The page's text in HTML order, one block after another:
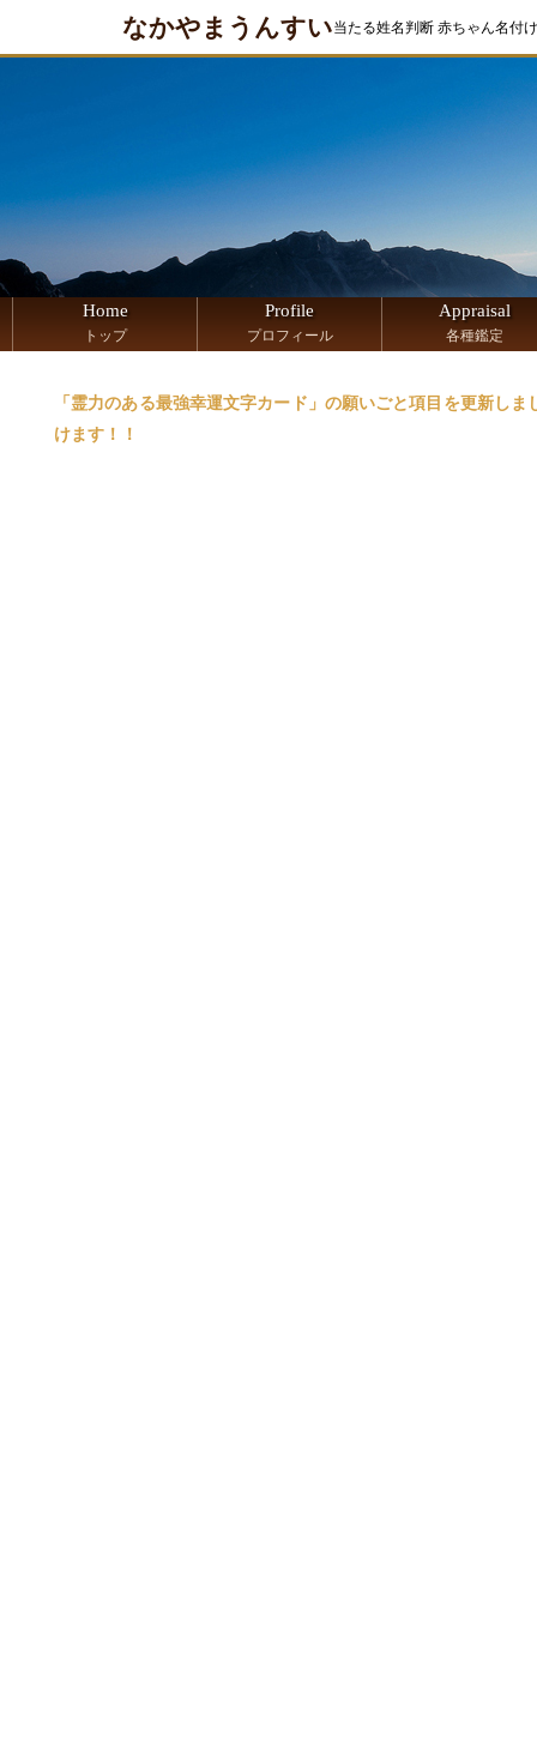
なかやまうんすい当たる姓名判断 赤ちゃん名付
Home
トップ
Profile
プロフィール
Appraisal
各種鑑定
「霊力のある最強幸運文字カード」の願いごと項目を更新し
けます！！